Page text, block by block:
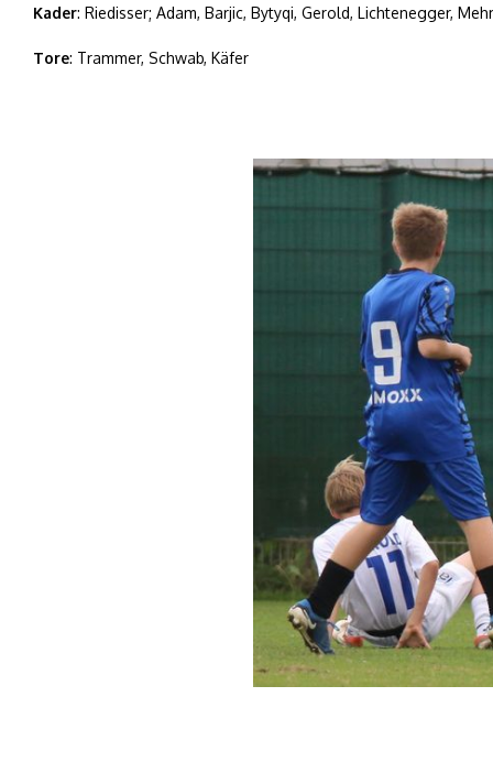
Kader: Riedisser; Adam, Barjic, Bytyqi, Gerold, Lichtenegger,
Tore: Trammer, Schwab, Käfer